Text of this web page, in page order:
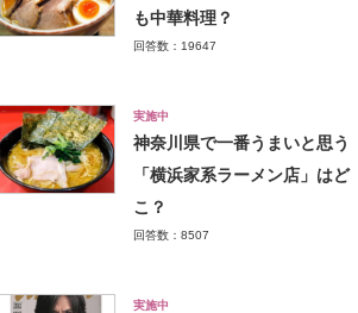
も中華料理？
回答数：19647
実施中
神奈川県で一番うまいと思う
「横浜家系ラーメン店」はど
こ？
回答数：8507
実施中